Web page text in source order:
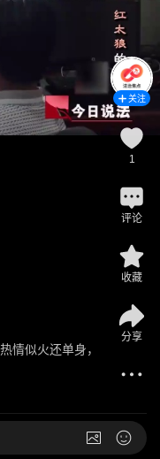
情似火还单身，
关注
1
评论
收藏
分享